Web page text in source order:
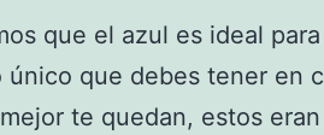
que el azul es ideal
que debes tener en
te quedan, estos